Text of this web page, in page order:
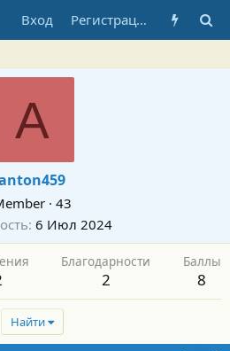
Вход Регистрация
A
· 43
6 Июл 2024
Благодарности
2
Баллы
8
Найти